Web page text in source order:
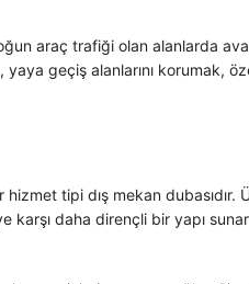
araç trafiği olan alanlarda
geçiş alanlarını korumak,
tipi dış mekan dubasıdır.
daha dirençli bir yapı